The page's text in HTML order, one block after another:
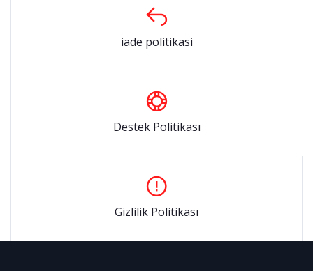
iade politikasi
Destek Politikası
Gizlilik Politikası